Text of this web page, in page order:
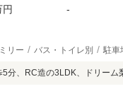
円 -
リー バス・トイレ別 駐車
5分、RC造の3LDK、ドリーム